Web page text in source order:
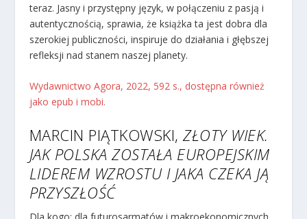
teraz. Jasny i przystępny język, w połączeniu z pasją i
autentycznością, sprawia, że książka ta jest dobra dla
szerokiej publiczności, inspiruje do działania i głębszej
refleksji nad stanem naszej planety.
Wydawnictwo Agora, 2022, 592 s., dostępna również
jako epub i mobi.
MARCIN PIĄTKOWSKI,ZŁOTY WIEK.
JAK POLSKA ZOSTAŁA EUROPEJSKIM
LIDEREM WZROSTU I JAKA CZEKA JĄ
PRZYSZŁOŚĆ